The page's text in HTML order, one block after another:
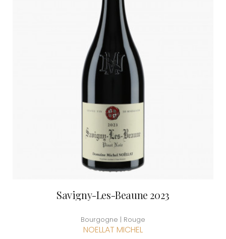
Savigny-Les-Beaune 2023
Bourgogne | Rouge
NOELLAT MICHEL